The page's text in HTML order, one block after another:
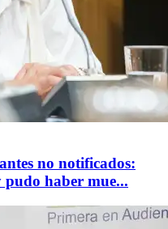
no notificados:
pudo haber mue...